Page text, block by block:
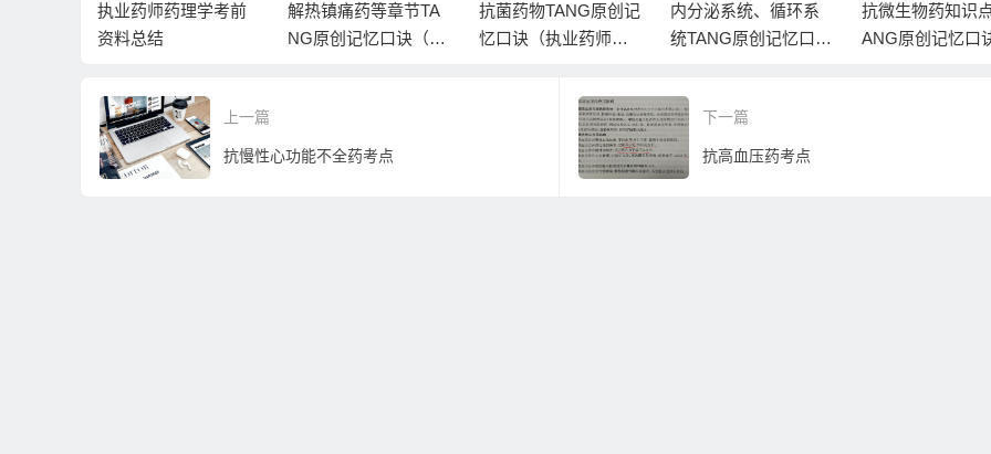
执业药师药理学考前
资料总结
解热镇痛药等章节TA
NG原创记忆口诀（执
抗菌药物TANG原创记
忆口诀（执业药师药
内分泌系统、循环系
统TANG原创记忆口诀
抗微生物药知识
ANG原创记忆口
上一篇
抗慢性心功能不全药考点
下一篇
抗高血压药考点